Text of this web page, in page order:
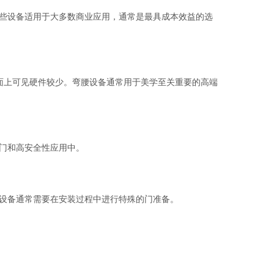
设备适用于大多数商业应用，通常是最具成本效益的选
可见硬件较少。弯腰设备通常用于美学至关重要的高端
高安全性应用中。
通常需要在安装过程中进行特殊的门准备。